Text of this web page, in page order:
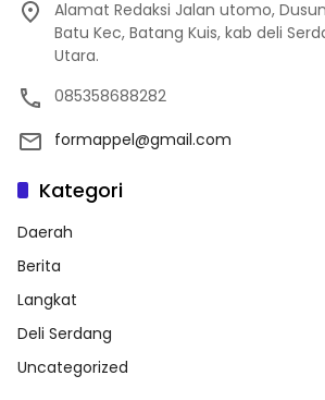
Alamat Redaksi Jalan utomo,
Batu Kec, Batang Kuis, kab deli
Utara.
085358688282
formappel@gmail.com
Kategori
Daerah
Berita
Langkat
Deli Serdang
Uncategorized